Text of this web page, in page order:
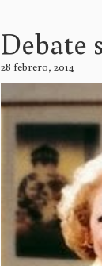
Debate
28 febrero, 2014